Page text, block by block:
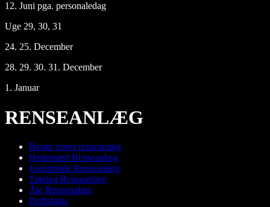
12. Juni pga. personaledag
Uge 29, 30, 31
24. 25. December
28. 29. 30. 31. December
1. Januar
RENSEANLÆG
Besøg vores renseanlæg
Hedensted Renseanlæg
Juelsminde Renseanlæg
Tørring Renseanlæg
Åle Rensenalæg
Driftstatus